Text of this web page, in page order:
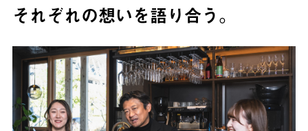
それぞれの想いを語り合う。